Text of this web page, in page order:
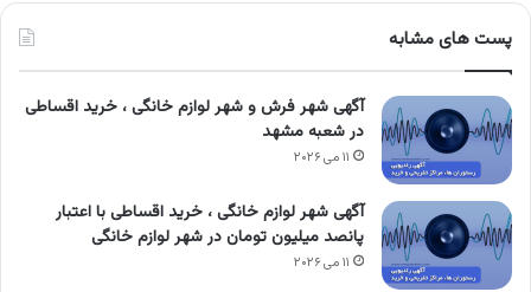
پست های مشابه
آگهی شهر فرش و شهر لوازم خانگی ، خرید اقساطی
در شعبه مشهد
۱۱ می ۲۰۲۶
آگهی شهر لوازم خانگی ، خرید اقساطی با اعتبار
پانصد میلیون تومان در شهر لوازم خانگی
۱۱ می ۲۰۲۶